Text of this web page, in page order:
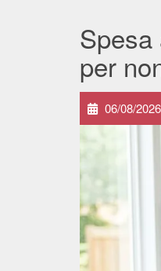
Spesa
per
06/08/2026